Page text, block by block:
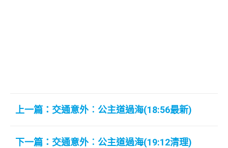
上一篇：交通意外︰公主道過海(18:56最新)
下一篇：交通意外︰公主道過海(19:12清理)